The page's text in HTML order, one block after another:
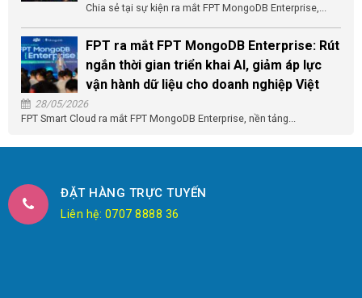
Chia sẻ tại sự kiện ra mắt FPT MongoDB Enterprise,...
FPT ra mắt FPT MongoDB Enterprise: Rút
ngắn thời gian triển khai AI, giảm áp lực
vận hành dữ liệu cho doanh nghiệp Việt
28/05/2026
FPT Smart Cloud ra mắt FPT MongoDB Enterprise, nền tảng...
ĐẶT HÀNG TRỰC TUYẾN
Liên hệ: 0707 8888 36